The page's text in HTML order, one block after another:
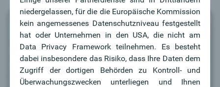
niedergelassen, für die die Europäische Kommission
kein angemessenes Datenschutzniveau festgestellt
hat oder Unternehmen in den USA, die nicht am
Data Privacy Framework teilnehmen. Es besteht
dabei insbesondere das Risiko, dass Ihre Daten dem
Zugriff der dortigen Behörden zu Kontroll- und
Überwachungszwecken unterliegen und Ihnen